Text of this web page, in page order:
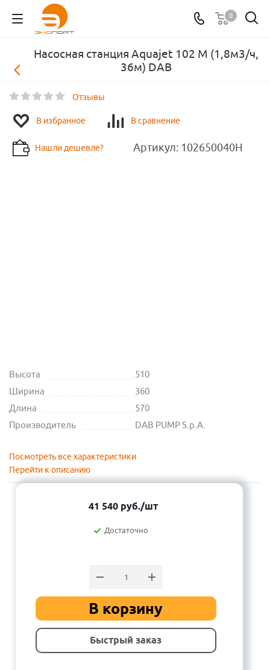
0
Насосная станция Aquajet 102 M (1,8м3/ч,
36м) DAB
Отзывы
В избранное В сравнение
Нашли дешевле? Артикул: 102650040H
Высота
510
Ширина
360
Длина
570
Производитель
DAB PUMP S.p.A.
Посмотреть все характеристики
Перейти к описанию
41 540 руб./шт
Достаточно
В корзину
Быстрый заказ